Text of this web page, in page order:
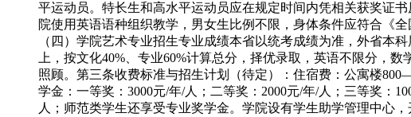
平运动员。特长生和高水平运动员应在规定时间内凭相关获奖证
院使用英语语种组织教学，男女生比例不限，身体条件应符合《
（四）学院艺术专业招生专业成绩本省以统考成绩为准，外省本
上，按文化40%、专业60%计算总分，择优录取，英语不限分，
照顾。第三条收费标准与招生计划（待定）：住宿费：公寓楼
学金：一等奖：3000元/年/人；二等奖：2000元/年/人；三等奖：
人；师范类学生还享受专业奖学金。学院设有学生助学管理中心